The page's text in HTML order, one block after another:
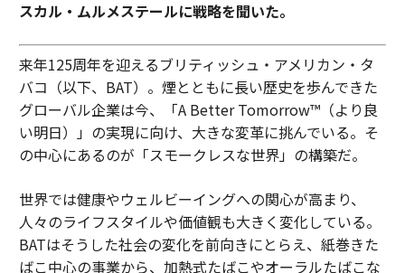
スカル・ムルメステールに戦略を聞いた。
来年125周年を迎えるブリティッシュ・アメリカン・タ
バコ（以下、BAT）。煙とともに長い歴史を歩んできた
グローバル企業は今、「A Better Tomorrow™（より良
い明日）」の実現に向け、大きな変革に挑んでいる。そ
の中心にあるのが「スモークレスな世界」の構築だ。
世界では健康やウェルビーイングへの関心が高まり、
人々のライフスタイルや価値観も大きく変化している。
BATはそうした社会の変化を前向きにとらえ、紙巻きた
ばこ中心の事業から、加熱式たばこやオーラルたばこな